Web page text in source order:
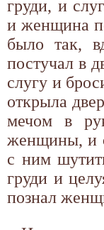
груди, и
и женщина
было так,
постучал в
слугу и
открыла
мечом в
женщины, и
с ним
груди и
познал